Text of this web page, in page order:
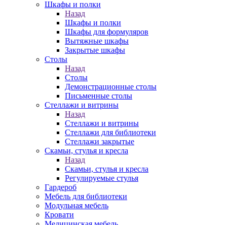
Шкафы и полки
Назад
Шкафы и полки
Шкафы для формуляров
Вытяжные шкафы
Закрытые шкафы
Столы
Назад
Столы
Демонстрационные столы
Письменные столы
Стеллажи и витрины
Назад
Стеллажи и витрины
Стеллажи для библиотеки
Стеллажи закрытые
Скамьи, стулья и кресла
Назад
Скамьи, стулья и кресла
Регулируемые стулья
Гардероб
Мебель для библиотеки
Модульная мебель
Кровати